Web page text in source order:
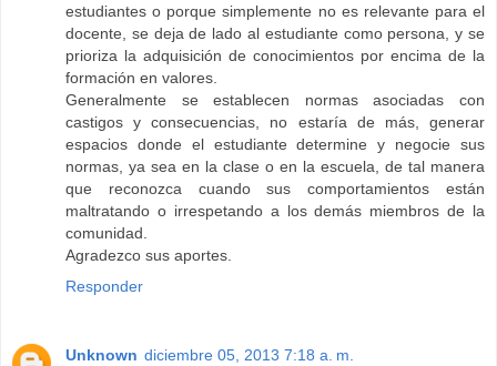
estudiantes o porque simplemente no es relevante para el
docente, se deja de lado al estudiante como persona, y se
prioriza la adquisición de conocimientos por encima de la
formación en valores.
Generalmente se establecen normas asociadas con
castigos y consecuencias, no estaría de más, generar
espacios donde el estudiante determine y negocie sus
normas, ya sea en la clase o en la escuela, de tal manera
que reconozca cuando sus comportamientos están
maltratando o irrespetando a los demás miembros de la
comunidad.
Agradezco sus aportes.
Responder
Unknown diciembre 05, 2013 7:18 a. m.